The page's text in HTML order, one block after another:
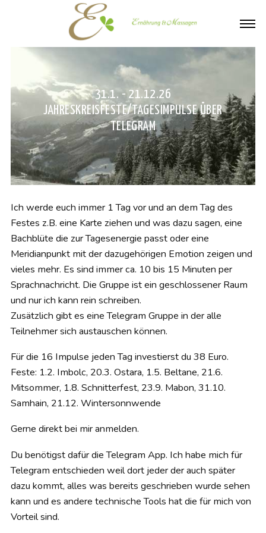
31.1. - 21.12.26
JAHRESKREISFESTE/TAGESIMPULSE ÜBER
TELEGRAM
Ich werde euch immer 1 Tag vor und an dem Tag des
Festes z.B. eine Karte ziehen und was dazu sagen, eine
Bachblüte die zur Tagesenergie passt oder eine
Meridianpunkt mit der dazugehörigen Emotion zeigen und
vieles mehr. Es sind immer ca. 10 bis 15 Minuten per
Sprachnachricht. Die Gruppe ist ein geschlossener Raum
und nur ich kann rein schreiben.
Zusätzlich gibt es eine Telegram Gruppe in der alle
Teilnehmer sich austauschen können.
Für die 16 Impulse jeden Tag investierst du 38 Euro.
Feste: 1.2. Imbolc, 20.3. Ostara, 1.5. Beltane, 21.6.
Mitsommer, 1.8. Schnitterfest, 23.9. Mabon, 31.10.
Samhain, 21.12. Wintersonnwende
Gerne direkt bei mir anmelden.
Du benötigst dafür die Telegram App. Ich habe mich für
Telegram entschieden weil dort jeder der auch später
dazu kommt, alles was bereits geschrieben wurde sehen
kann und es andere technische Tools hat die für mich von
Vorteil sind.